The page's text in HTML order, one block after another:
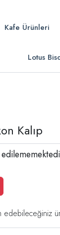
Kafe Ürünleri
Lotus
Kalıp
edebileceğiniz